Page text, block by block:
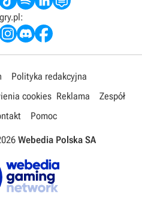
Polityka redakcyjna
cookies Reklama
Zespół
Pomoc
Webedia Polska SA